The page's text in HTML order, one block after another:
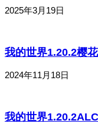
2025年3月19日
我的世界1.20.2樱
2024年11月18日
我的世界